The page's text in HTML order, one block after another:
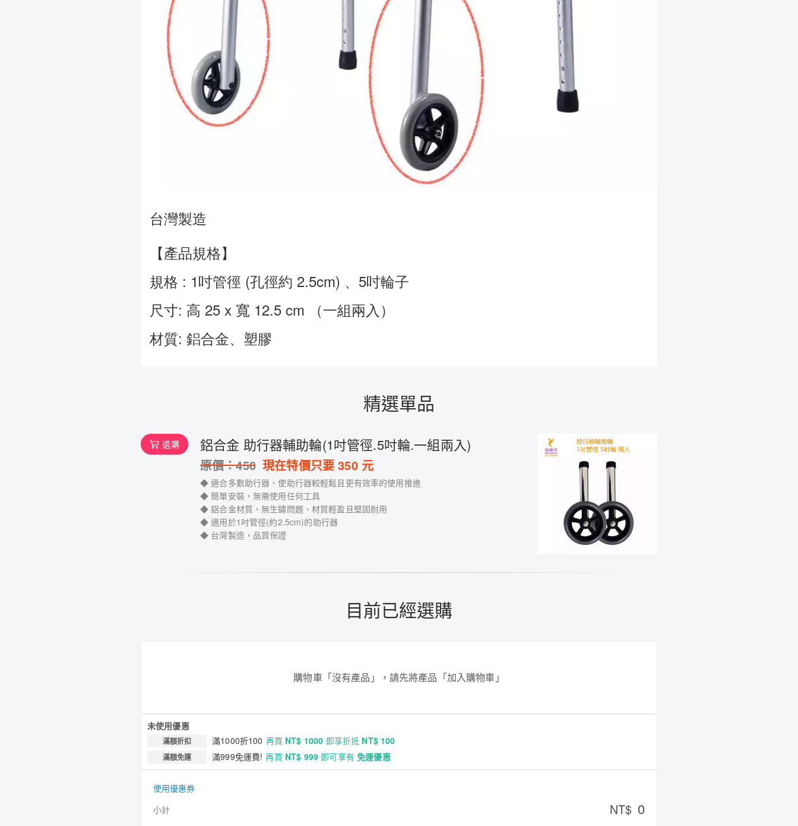
台灣製造
【產品規格】
規格 : 1吋管徑 (孔徑約 2.5cm) 、5吋輪子
尺寸: 高 25 x 寬 12.5 cm （一組兩入）
材質: 鋁合金、塑膠
精選單品
鋁合金 助行器輔助輪(1吋管徑.5吋輪.一組兩入)
原價：450 現在特價只要350元
◆ 適合多數助行器、使助行器較輕鬆且更有效率的使用推進
◆ 簡單安裝，無需使用任何工具
◆ 鋁合金材質，無生鏽問題、材質輕盈且堅固耐用
◆ 適用於1吋管徑(約2.5cm)的助行器
◆ 台灣製造，品質保證
選購
目前已經選購
購物車「沒有產品」，請先將產品「加入購物車」
未使用優惠
滿額折扣 滿1000折100 再買 NT$ 1000 即享折抵 NT$ 100
滿額免運 滿999免運費! 再買 NT$ 999 即可享有免運優惠
使用優惠券
小計
NT$ 0